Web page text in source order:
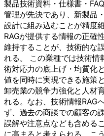
製品技術資料・仕様書・
管理が先決であり、新製品
設計に組み込むことが精度
RAGが提供する情報の正確
維持することが、技術的な
れる。 この業種では技術情
術対応力の底上げ・均質化
値を同時に実現できる施策
卸売業の競争力強化と人材
れる。なお、技術情報RAG
ず、過去の商談での顧客の
誤解や注意点なども含める